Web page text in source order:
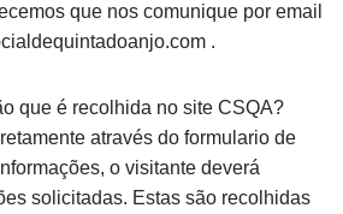
que nos comunique por email
.
que é recolhida no site CSQA?
através do formulario de
o visitante deverá
solicitadas. Estas são recolhidas